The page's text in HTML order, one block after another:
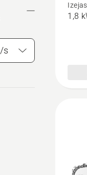
540i
XP®
1,8